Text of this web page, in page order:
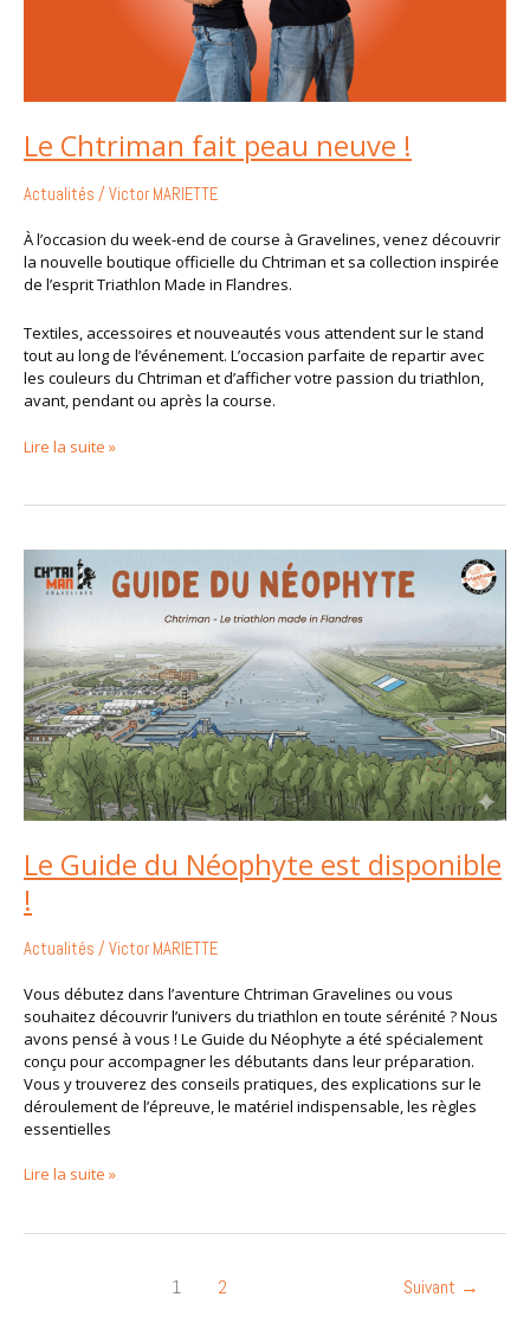
Le Chtriman fait peau neuve !
Actualités /Victor MARIETTE
À l’occasion du week-end de course à Gravelines, venez découvrir
la nouvelle boutique officielle du Chtriman et sa collection inspirée
de l’esprit Triathlon Made in Flandres.
Textiles, accessoires et nouveautés vous attendent sur le stand
tout au long de l’événement. L’occasion parfaite de repartir avec
les couleurs du Chtriman et d’afficher votre passion du triathlon,
avant, pendant ou après la course.
Lire la suite »
Le Guide du Néophyte est disponible
!
Actualités /Victor MARIETTE
Vous débutez dans l’aventure Chtriman Gravelines ou vous
souhaitez découvrir l’univers du triathlon en toute sérénité ? Nous
avons pensé à vous ! Le Guide du Néophyte a été spécialement
conçu pour accompagner les débutants dans leur préparation.
Vous y trouverez des conseils pratiques, des explications sur le
déroulement de l’épreuve, le matériel indispensable, les règles
essentielles
Guide
est
disponible
!
Lire la suite »
1 2 Suivant →